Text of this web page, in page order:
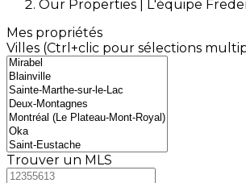
Our Properties | L'équipe
Mes propriétés
Villes (Ctrl+clic pour sélections
Trouver un MLS